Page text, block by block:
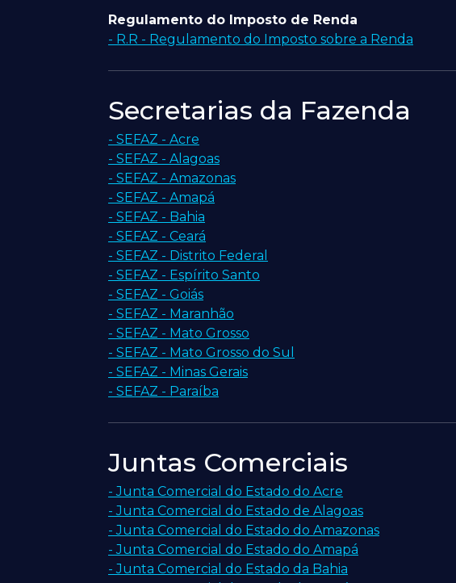
Regulamento do Imposto de Renda
- R.R - Regulamento do Imposto sobre a Renda
Secretarias da Fazenda
- SEFAZ - Acre
- SEFAZ - Alagoas
- SEFAZ - Amazonas
- SEFAZ - Amapá
- SEFAZ - Bahia
- SEFAZ - Ceará
- SEFAZ - Distrito Federal
- SEFAZ - Espírito Santo
- SEFAZ - Goiás
- SEFAZ - Maranhão
- SEFAZ - Mato Grosso
- SEFAZ - Mato Grosso do Sul
- SEFAZ - Minas Gerais
- SEFAZ - Paraíba
Juntas Comerciais
- Junta Comercial do Estado do Acre
- Junta Comercial do Estado de Alagoas
- Junta Comercial do Estado do Amazonas
- Junta Comercial do Estado do Amapá
- Junta Comercial do Estado da Bahia